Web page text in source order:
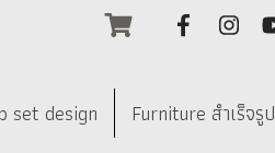
set design Furniture สำเร็จรูป